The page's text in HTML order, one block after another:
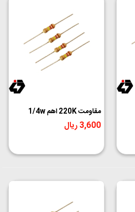
مقاومت 220K اهم 1/4w
3,600 ریال